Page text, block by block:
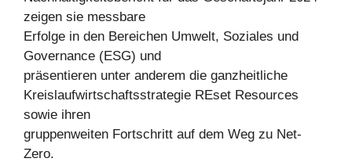
zeigen sie messbare
Erfolge in den Bereichen Umwelt, Soziales und
Governance (ESG) und
präsentieren unter anderem die ganzheitliche
Kreislaufwirtschaftsstrategie REset Resources
sowie ihren
gruppenweiten Fortschritt auf dem Weg zu Net-
Zero.